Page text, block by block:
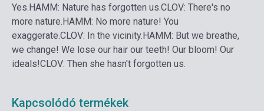
Yes.HAMM: Nature has forgotten us.CLOV: There's no
more nature.HAMM: No more nature! You
exaggerate.CLOV: In the vicinity.HAMM: But we breathe,
we change! We lose our hair our teeth! Our bloom! Our
ideals!CLOV: Then she hasn't forgotten us.
Kapcsolódó termékek